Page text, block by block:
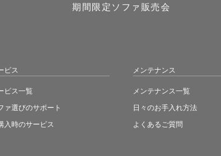
期間限定ソファ販売会
ビス
ビス一覧
ァ選びのサポート
入時のサービス
メンテナンス
メンテナンス一覧
日々のお手入れ方法
よくあるご質問